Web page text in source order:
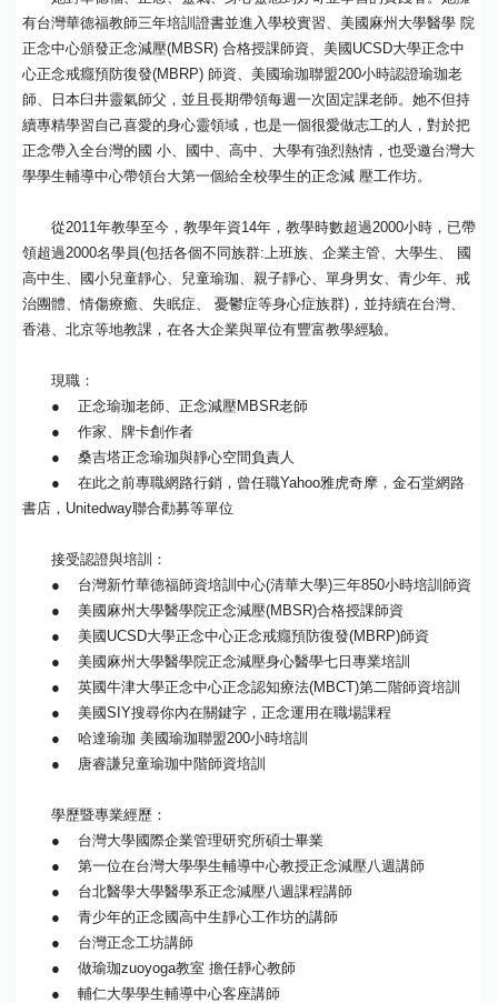
有台灣華德福教師三年培訓證書並進入學校實習、美國麻州大學醫學 院
正念中心頒發正念減壓(MBSR) 合格授課師資、美國UCSD大學正念中
心正念戒癮預防復發(MBRP) 師資、美國瑜珈聯盟200小時認證瑜珈老
師、日本臼井靈氣師父，並且長期帶領每週一次固定課老師。她不但持
續專精學習自己喜愛的身心靈領域，也是一個很愛做志工的人，對於把
正念帶入全台灣的國 小、國中、高中、大學有強烈熱情，也受邀台灣大
學學生輔導中心帶領台大第一個給全校學生的正念減 壓工作坊。
從2011年教學至今，教學年資14年，教學時數超過2000小時，已帶
領超過2000名學員(包括各個不同族群:上班族、企業主管、大學生、 國
高中生、國小兒童靜心、兒童瑜珈、親子靜心、單身男女、青少年、戒
治團體、情傷療癒、失眠症、 憂鬱症等身心症族群)，並持續在台灣、
香港、北京等地教課，在各大企業與單位有豐富教學經驗。
現職：
● 正念瑜珈老師、正念減壓MBSR老師
● 作家、牌卡創作者
● 桑吉塔正念瑜珈與靜心空間負責人
● 在此之前專職網路行銷，曾任職Yahoo雅虎奇摩，金石堂網路
書店，Unitedway聯合勸募等單位
接受認證與培訓：
● 台灣新竹華德福師資培訓中心(清華大學)三年850小時培訓師資
● 美國麻州大學醫學院正念減壓(MBSR)合格授課師資
● 美國UCSD大學正念中心正念戒癮預防復發(MBRP)師資
● 美國麻州大學醫學院正念減壓身心醫學七日專業培訓
● 英國牛津大學正念中心正念認知療法(MBCT)第二階師資培訓
● 美國SIY搜尋你內在關鍵字，正念運用在職場課程
● 哈達瑜珈 美國瑜珈聯盟200小時培訓
● 唐睿謙兒童瑜珈中階師資培訓
學歷暨專業經歷：
● 台灣大學國際企業管理研究所碩士畢業
● 第一位在台灣大學學生輔導中心教授正念減壓八週講師
● 台北醫學大學醫學系正念減壓八週課程講師
● 青少年的正念國高中生靜心工作坊的講師
● 台灣正念工坊講師
● 做瑜珈zuoyoga教室 擔任靜心教師
● 輔仁大學學生輔導中心客座講師